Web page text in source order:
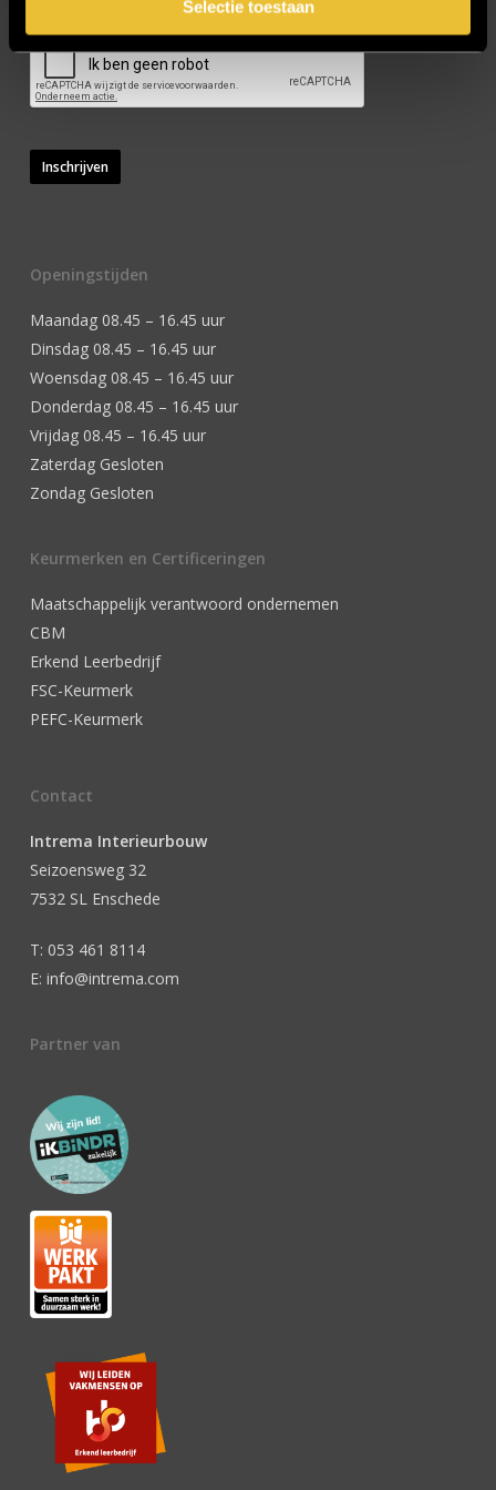
Selectie toestaan
Inschrijven
Openingstijden
Maandag 08.45 – 16.45 uur
Dinsdag 08.45 – 16.45 uur
Woensdag 08.45 – 16.45 uur
Donderdag 08.45 – 16.45 uur
Vrijdag 08.45 – 16.45 uur
Zaterdag Gesloten
Zondag Gesloten
Keurmerken en Certificeringen
Maatschappelijk verantwoord ondernemen
CBM
Erkend Leerbedrijf
FSC-Keurmerk
PEFC-Keurmerk
Contact
Intrema Interieurbouw
Seizoensweg 32
7532 SL Enschede
T: 053 461 8114
E: info@intrema.com
Partner van